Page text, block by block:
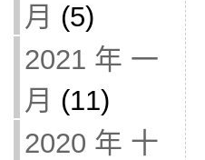
月 (5)
2021 年 一
月 (11)
2020 年 十